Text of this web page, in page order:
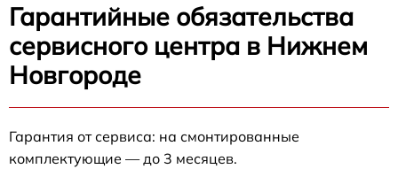
Гарантийные обязательства
сервисного центра в Нижнем
Новгороде
Гарантия от сервиса: на смонтированные
комплектующие — до 3 месяцев.